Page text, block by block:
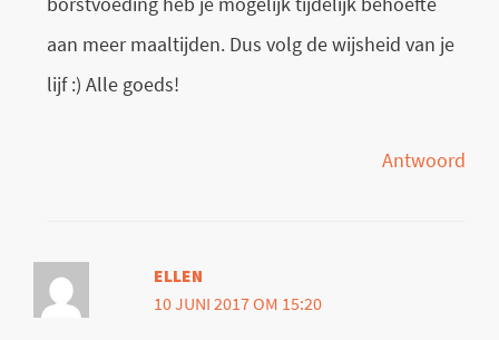
aan meer maaltijden. Dus volg de wijsheid van je
lijf :) Alle goeds!
Antwoord
ELLEN
10 JUNI 2017 OM 15:20